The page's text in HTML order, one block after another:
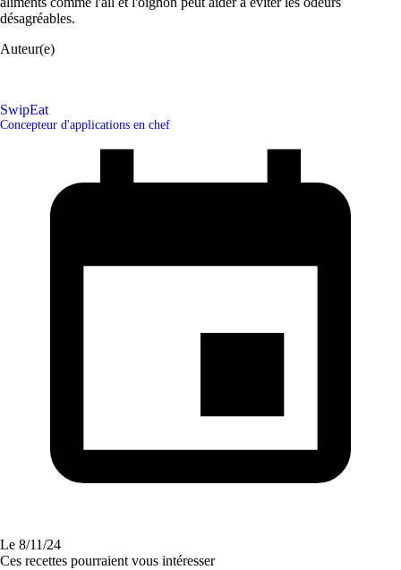
désagréables.
Auteur(e)
SwipEat
Concepteur d'applications en chef
Le 8/11/24
Ces recettes pourraient vous intéresser